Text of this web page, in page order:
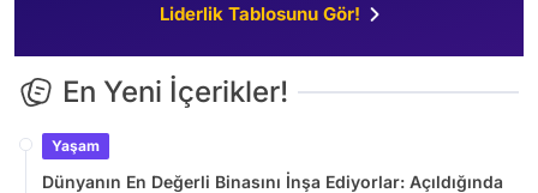
Liderlik Tablosunu Gör!
En Yeni İçerikler!
Yaşam
Dünyanın En Değerli Binasını İnşa Ediyorlar: Açıldığında